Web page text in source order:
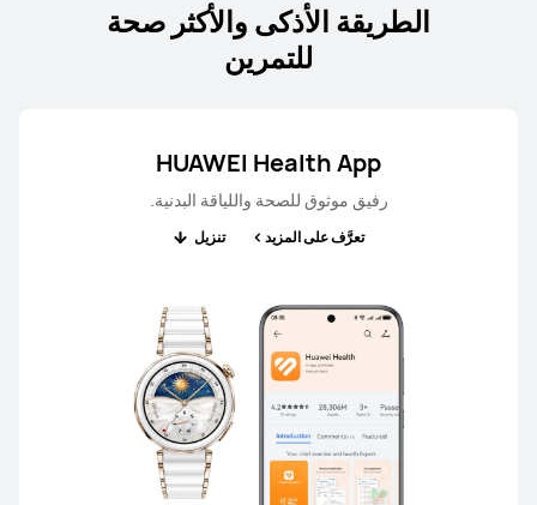
الطريقة الأذكى والأكثر صحة
للتمرين
HUAWEI Health App
رفيق موثوق للصحة واللياقة البدنية.
تعرَّف على المزيد تنزيل